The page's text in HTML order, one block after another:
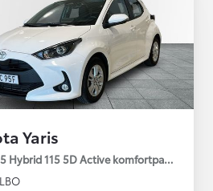
Yaris
Hybrid 115 5D Active komfortpaket